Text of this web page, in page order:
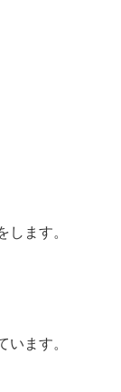
ます。
ます。